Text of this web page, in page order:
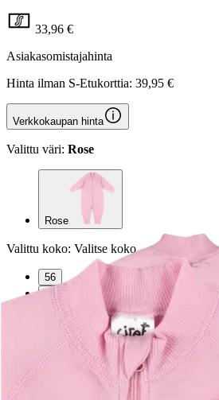
33,96 €
Asiakasomistajahinta
Hinta ilman S-Etukorttia: 39,95 €
Verkkokaupan hinta
Valittu väri: Rose
Rose
Valittu koko: Valitse koko
56
62
68
86